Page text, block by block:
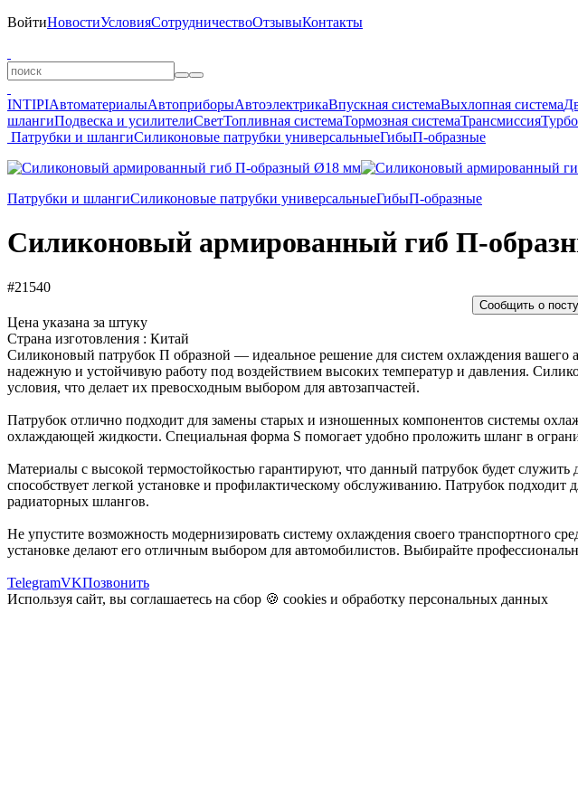
ВойтиНовостиУсловияСотрудничествоОтзывыКонтакты
INTIPIАвтоматериалыАвтоприборыАвтоэлектрикаВпускная системаВыхлопная система
шлангиПодвеска и усилителиСветТопливная системаТормозная системаТрансмиссияТурбо
Патрубки и шлангиСиликоновые патрубки универсальныеГибыП-образные
Патрубки и шлангиСиликоновые патрубки универсальныеГибыП-образные
Силиконовый армированный гиб П-
#21540
Сообщить о
Цена указана за штуку
Страна изготовления : Китай
Силиконовый патрубок П образной — идеальное решение для систем охлаждения вашего
надежную и устойчивую работу под воздействием высоких температур и давления.
условия, что делает их превосходным выбором для автозапчастей.
Патрубок отлично подходит для замены старых и изношенных компонентов системы
охлаждающей жидкости. Специальная форма S помогает удобно проложить шланг в
Материалы с высокой термостойкостью гарантируют, что данный патрубок будет
способствует легкой установке и профилактическому обслуживанию. Патрубок
радиаторных шлангов.
Не упустите возможность модернизировать систему охлаждения своего транспортного
установке делают его отличным выбором для автомобилистов. Выбирайте
TelegramVKПозвонить
Используя сайт, вы соглашаетесь на сбор 🍪 cookies и обработку персональных данных